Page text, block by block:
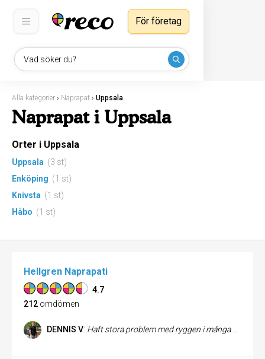
Vad söker du?
För företag
Alla kategorier › Naprapat › Uppsala
Naprapat i Uppsala
Orter i Uppsala
Uppsala (3 st)
Enköping (1 st)
Knivsta (1 st)
Håbo (1 st)
Hellgren Naprapati
4.7
212 omdömen
DENNIS V: Haft stora problem med ryggen i många år men efter jag gick till Kristoffer så har det alltid blivit bättre och jag väldigt nöjd och kan verkligen rekommendera honom för o slippa gå runt med smärta!!:))